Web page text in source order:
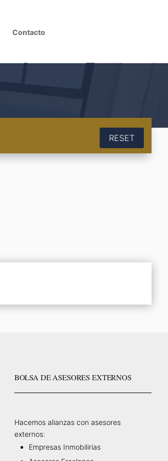
Contacto
RESET
BOLSA DE ASESORES EXTERNOS
Hacemos alianzas con asesores
externos:
Empresas Inmobilirias